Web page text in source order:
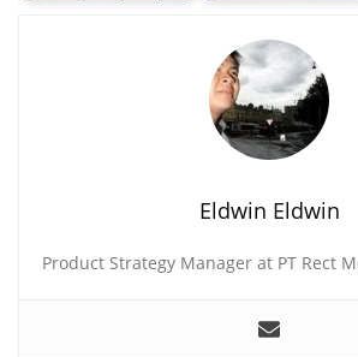
Eldwin Eldwin
Product Strategy Manager at PT Rect